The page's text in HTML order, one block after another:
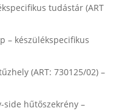
tudástár (ART
– készülékspecifikus
(ART: 730125/02) –
side hűtőszekrény –